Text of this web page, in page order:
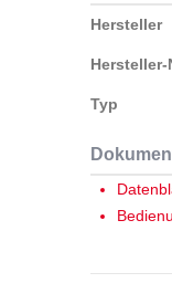
Daten
Hersteller
Hersteller-
Typ